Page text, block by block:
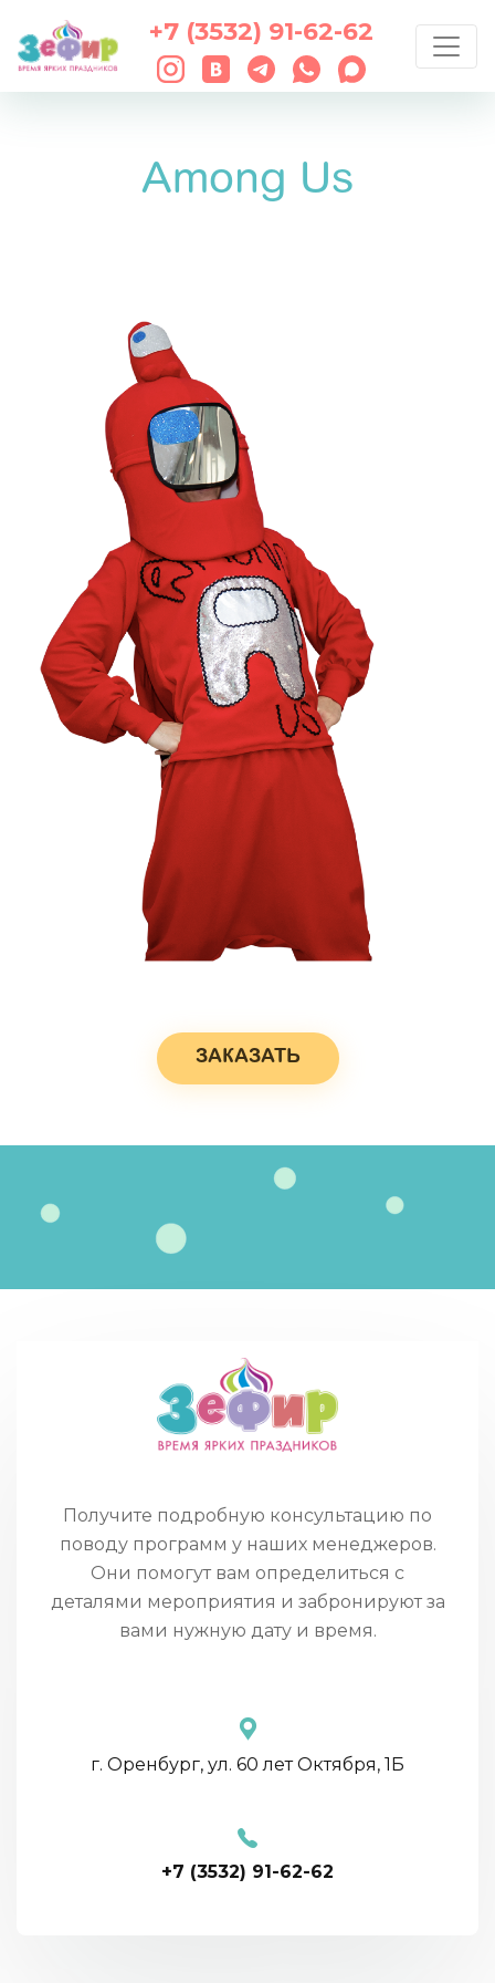
+7 (3532) 91-62-62
Among Us
ЗАКАЗАТЬ
Получите подробную консультацию по
поводу программ у наших менеджеров.
Они помогут вам определиться с
деталями мероприятия и забронируют за
вами нужную дату и время.
г. Оренбург, ул. 60 лет Октября, 1Б
+7 (3532) 91-62-62